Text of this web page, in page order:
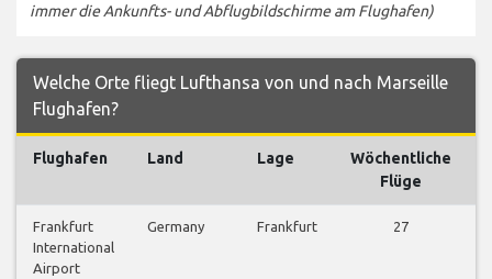
immer die Ankunfts- und Abflugbildschirme am Flughafen)
Welche Orte fliegt Lufthansa von und nach Marseille
Flughafen?
Flughafen Land Lage
Wöchentliche
Flüge
Frankfurt
International
Airport
Germany Frankfurt
27